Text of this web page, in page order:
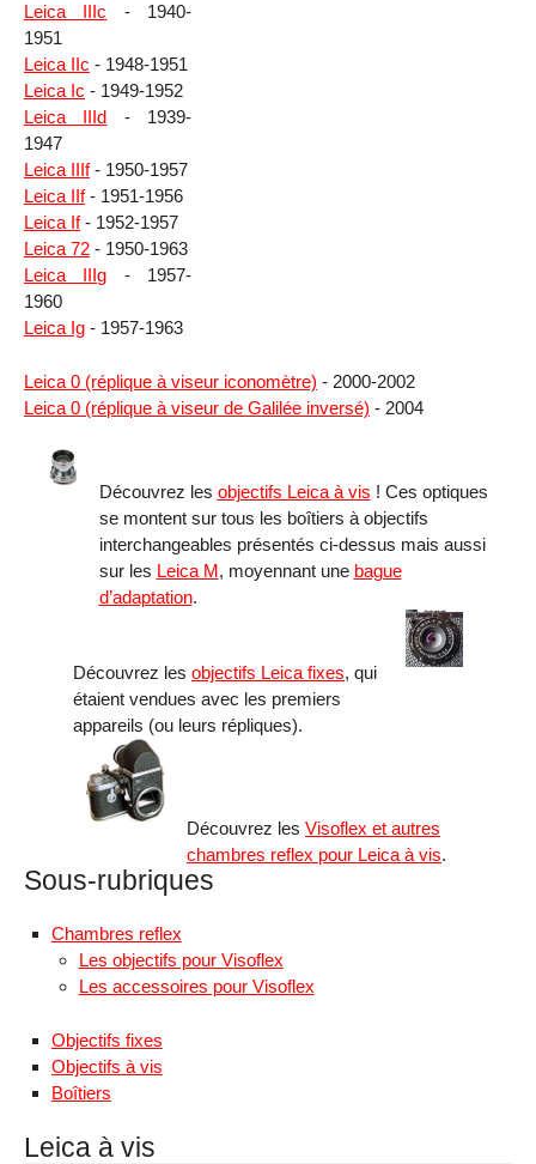
Leica IIIc - 1940-
1951
Leica IIc - 1948-1951
Leica Ic - 1949-1952
Leica IIId - 1939-
1947
Leica IIIf- 1950-1957
Leica IIf- 1951-1956
Leica If- 1952-1957
Leica 72 - 1950-1963
Leica IIIg - 1957-
1960
Leica Ig - 1957-1963
Leica 0 (réplique à viseur iconomètre) - 2000-2002
Leica 0 (réplique à viseur de Galilée inversé) - 2004
Découvrez les objectifs Leica à vis ! Ces optiques
se montent sur tous les boîtiers à objectifs
interchangeables présentés ci-dessus mais aussi
sur les Leica M, moyennant une bague
d’adaptation.
Découvrez les objectifs Leica fixes, qui
étaient vendues avec les premiers
appareils (ou leurs répliques).
Découvrez les Visoflex et autres
chambres reflex pour Leica à vis.
Sous-rubriques
Chambres reflex
Les objectifs pour Visoflex
Les accessoires pour Visoflex
Objectifs fixes
Objectifs à vis
Boîtiers
Leica à vis